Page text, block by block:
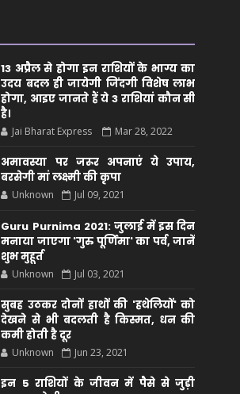
13 अप्रैल से होगा इन राशियों के भाग्य का
उदय बदल ही जायेगी जिंदगी विशेष लाभ
होगा, आइए जानते हैं ये 3 राशियां कौन सीं
है।
Jai Bharat Express Mar 28, 2022
अमावस्या पर जरूर अपनाएं ये उपाय,
बरसेगी मां लक्ष्मी की कृपा
Unknown Jul 09, 2021
Guru Purnima 2021: जुलाई में इस दिन
मनाया जाएगा 'गुरु पूर्णिमा' का पर्व, जानें
शुभ मुहूर्त
Unknown Jul 03, 2021
सुबह उठकर दोनों हाथों की 'हथेलियों' को
देखने से भी बदलती है किस्मत, धन की
कमी होती है दूर
Unknown Jun 23, 2021
इन 5 राशियों के जीवन में पैसे से जुड़ी